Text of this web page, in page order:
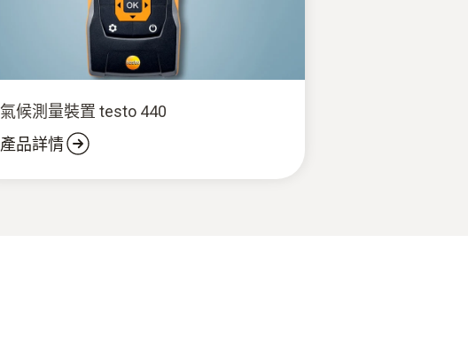
氣候測量裝置 testo 440
產品詳情